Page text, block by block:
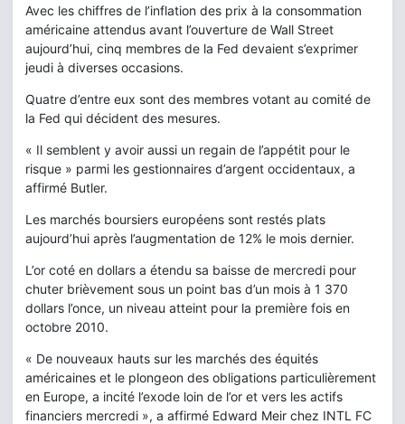
Avec les chiffres de l’inflation des prix à la consommation
américaine attendus avant l’ouverture de Wall Street
aujourd’hui, cinq membres de la Fed devaient s’exprimer
jeudi à diverses occasions.
Quatre d’entre eux sont des membres votant au comité de
la Fed qui décident des mesures.
« Il semblent y avoir aussi un regain de l’appétit pour le
risque » parmi les gestionnaires d’argent occidentaux, a
affirmé Butler.
Les marchés boursiers européens sont restés plats
aujourd’hui après l’augmentation de 12% le mois dernier.
L’or coté en dollars a étendu sa baisse de mercredi pour
chuter brièvement sous un point bas d’un mois à 1 370
dollars l’once, un niveau atteint pour la première fois en
octobre 2010.
« De nouveaux hauts sur les marchés des équités
américaines et le plongeon des obligations particulièrement
en Europe, a incité l’exode loin de l’or et vers les actifs
financiers mercredi », a affirmé Edward Meir chez INTL FC